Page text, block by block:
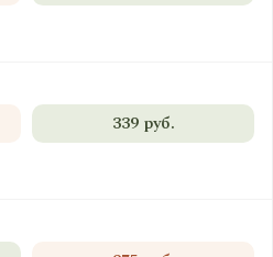
339 руб.